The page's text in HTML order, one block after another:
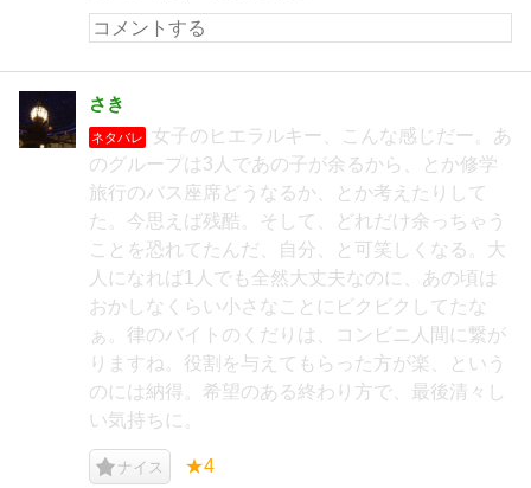
さき
ネタバレ
女子のヒエラルキー、こんな感じだー。あ
のグループは3人であの子が余るから、とか修学
旅行のバス座席どうなるか、とか考えたりして
た。今思えば残酷。そして、どれだけ余っちゃう
ことを恐れてたんだ、自分、と可笑しくなる。大
人になれば1人でも全然大丈夫なのに、あの頃は
おかしなくらい小さなことにビクビクしてたな
ぁ。律のバイトのくだりは、コンビニ人間に繋が
りますね。役割を与えてもらった方が楽、という
のには納得。希望のある終わり方で、最後清々し
い気持ちに。
ナイス ★4